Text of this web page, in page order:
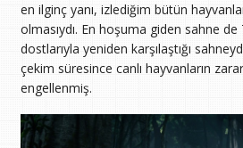
en ilginç yanı, izlediğim bütün
olmasıydı. En hoşuma giden sahne de
dostlarıyla yeniden karşılaştığı
çekim süresince canlı hayvanların
engellenmiş.